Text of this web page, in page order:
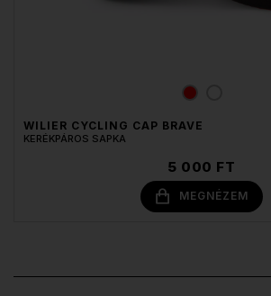
WILIER CYCLING CAP BRAVE
KERÉKPÁROS SAPKA
5 000 FT
MEGNÉZEM